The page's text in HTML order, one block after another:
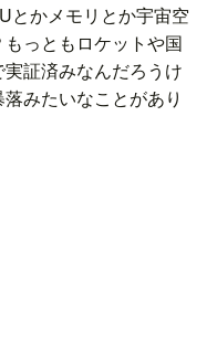
とかメモリとか宇宙空
っともロケットや国
証済みなんだろうけ
みたいなことがあり